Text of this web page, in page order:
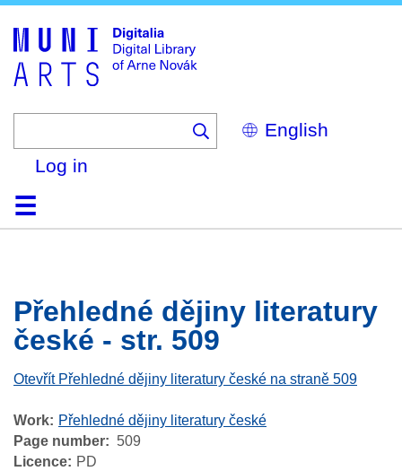
Select
your
Log in
HomeBrowse
Search
About
HelpContactDigitalia
Přehledné dějiny literatury
české - str. 509
Otevřít Přehledné dějiny literatury české na straně 509
Work
Přehledné dějiny literatury české
Page number
509
Licence
PD